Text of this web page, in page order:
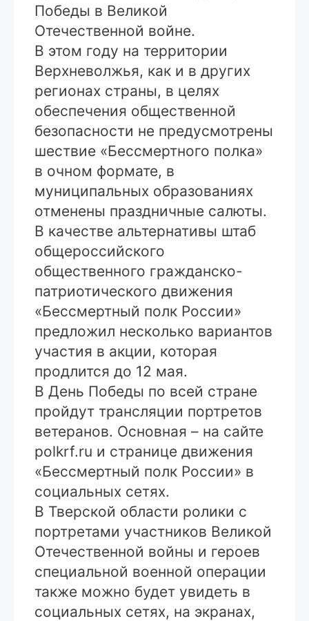
Победы в Великой
Отечественной войне.
В этом году на территории
Верхневолжья, как и в других
регионах страны, в целях
обеспечения общественной
безопасности не предусмотрены
шествие «Бессмертного полка»
в очном формате, в
муниципальных образованиях
отменены праздничные салюты.
В качестве альтернативы штаб
общероссийского
общественного гражданско-
патриотического движения
«Бессмертный полк России»
предложил несколько вариантов
участия в акции, которая
продлится до 12 мая.
В День Победы по всей стране
пройдут трансляции портретов
ветеранов. Основная – на сайте
polkrf.ru и странице движения
«Бессмертный полк России» в
социальных сетях.
В Тверской области ролики с
портретами участников Великой
Отечественной войны и героев
специальной военной операции
также можно будет увидеть в
социальных сетях, на экранах,